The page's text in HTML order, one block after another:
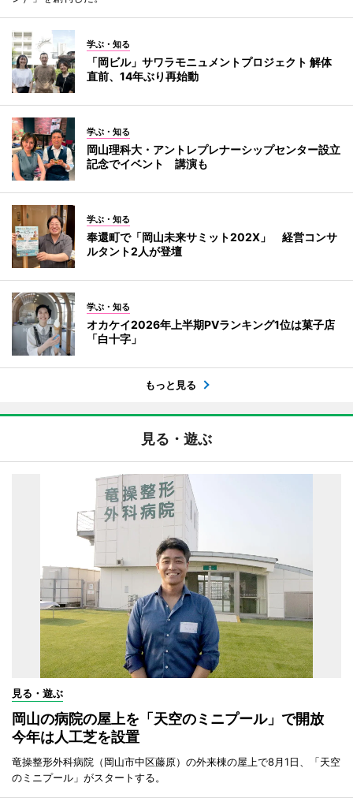
学ぶ・知る
「岡ビル」サワラモニュメントプロジェクト 解体
直前、14年ぶり再始動
学ぶ・知る
岡山理科大・アントレプレナーシップセンター設立
記念でイベント 講演も
学ぶ・知る
奉還町で「岡山未来サミット202X」 経営コンサ
ルタント2人が登壇
学ぶ・知る
オカケイ2026年上半期PVランキング1位は菓子店
「白十字」
もっと見る
見る・遊ぶ
見る・遊ぶ
岡山の病院の屋上を「天空のミニプール」で開放
今年は人工芝を設置
竜操整形外科病院（岡山市中区藤原）の外来棟の屋上で8月1日、「天空
のミニプール」がスタートする。